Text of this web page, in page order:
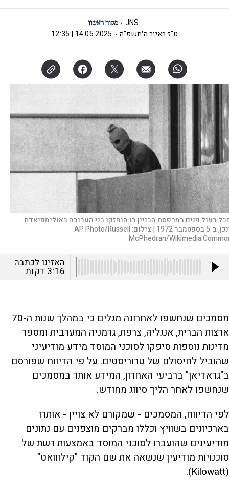
JNS
ט"ז באייר ה׳תשפ"ה
14.05.2025 | 12:35
רעול פנים במרפסת הבניין בו הוחזקו בני הערובה באולימפיאדת
5 בספטמבר 1972 |
צילום:AP Photo/Russell
McPhedran/Wikimedia
האזינו לכתבה
3:16 דקות
מסמכים שנחשפו לאחרונה מגלים כי במהלך שנות ה-70
ארצות הברית, אנגליה, צרפת, גרמניה המערבית ומספר
מדינות נוספות סיפקו לסוכני המוסד מידע מודיעיני
שהוביל לחיסולם של טרוריסטים. על פי הדיווח שפורסם
ב"גראדיאן" ברביעי האחרון, המידע אותר במסמכים
שנחשפו לאחר הליך סיווג מחודש.
לפי הדיווח, המסמכים - שמקורם לא צויין - אותרו
בארכיונים בשוויץ וכללו מברקים מוצפנים עם נתונים
מודיעינים שהועברו לסוכני המוסד באמצעות רשת של
סוכנויות מודיעין שנשאה את שם הקוד "קילווואט"
(Kilowatt).